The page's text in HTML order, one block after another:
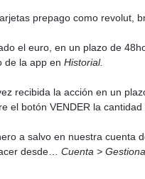
prepago como revolut,
el euro, en un plazo de
de la app en Historial.
recibida la acción en un
el botón VENDER la cantidad
a salvo en nuestra cuenta
desde… Cuenta >